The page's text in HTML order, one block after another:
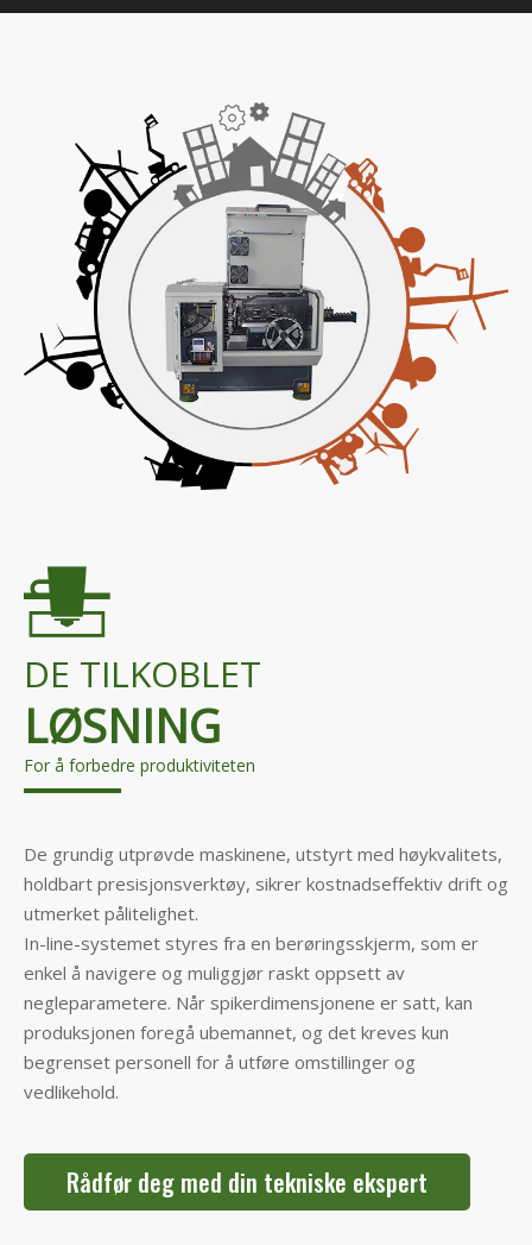
DE TILKOBLET
LØSNING
For å forbedre produktiviteten
De grundig utprøvde maskinene, utstyrt med høykvalitets,
holdbart presisjonsverktøy, sikrer kostnadseffektiv drift og
utmerket pålitelighet.
In-line-systemet styres fra en berøringsskjerm, som er
enkel å navigere og muliggjør raskt oppsett av
negleparametere. Når spikerdimensjonene er satt, kan
produksjonen foregå ubemannet, og det kreves kun
begrenset personell for å utføre omstillinger og
vedlikehold.
Rådfør deg med din tekniske ekspert